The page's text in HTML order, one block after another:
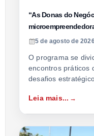
“As Donas do
5 de agosto de
O programa se
encontros práticos
desafios
Leia mais...